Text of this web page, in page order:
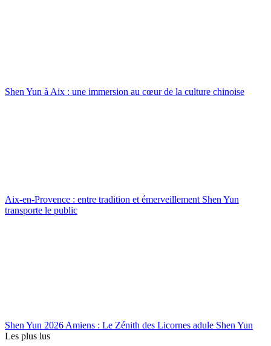
Shen Yun à Aix : une immersion au cœur de la culture chinoise
Aix-en-Provence : entre tradition et émerveillement Shen Yun
transporte le public
Shen Yun 2026 Amiens : Le Zénith des Licornes adule Shen Yun
Les plus lus